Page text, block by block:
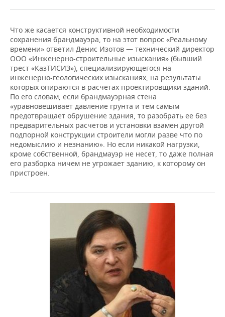
Что же касается конструктивной необходимости
сохранения брандмауэра, то на этот вопрос «Реальному
времени» ответил Денис Изотов — технический директор
ООО «Инженерно-строительные изыскания» (бывший
трест «КазТИСИЗ»), специализирующегося на
инженерно-геологических изысканиях, на результаты
которых опираются в расчетах проектировщики зданий.
По его словам, если брандмауэрная стена
«уравновешивает давление грунта и тем самым
предотвращает обрушение здания, то разобрать ее без
предварительных расчетов и установки взамен другой
подпорной конструкции строители могли разве что по
недомыслию и незнанию». Но если никакой нагрузки,
кроме собственной, брандмауэр не несет, то даже полная
его разборка ничем не угрожает зданию, к которому он
пристроен.